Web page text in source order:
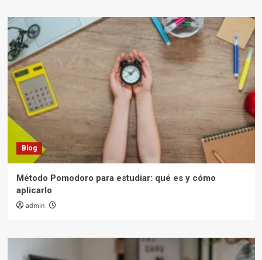
Blog
Método Pomodoro para estudiar: qué es y cómo
aplicarlo
admin